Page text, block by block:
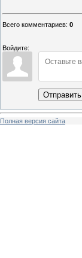
Всего комментариев: 0
Войдите:
Отправить
Полная версия сайта